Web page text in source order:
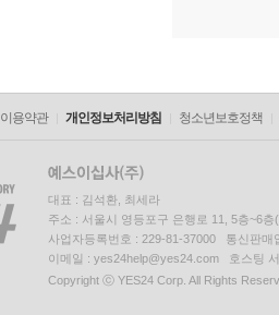
이용약관 개인정보처리방침 청소년보호정책
대표 : 김석환, 최세라
주소 : 서울시 영등포구 은행로 11, 5층~6
사업자등록번호 : 229-81-37000 통신판매
이메일 : yes24help@yes24.com 호스팅
Copyright ⓒ YES24 Corp. All Rights